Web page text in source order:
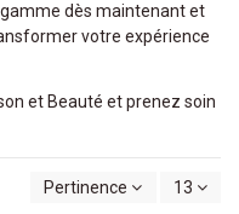
dès maintenant et
votre expérience
et Beauté et prenez soin
Pertinence 13